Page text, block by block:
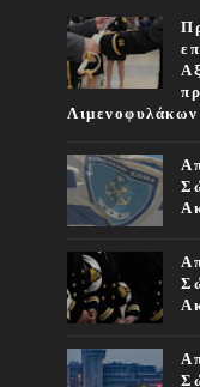
Λιμενοφυλάκων